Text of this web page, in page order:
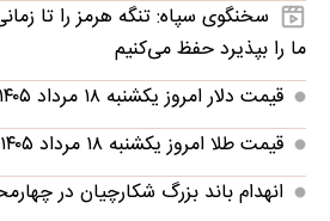
سخنگوی سپاه: تنگه هرمز را تا
ما را بپذیرد حفظ می‌کنیم
قیمت دلار امروز یکشنبه ۱۸ مرداد ۱۴۰۵
قیمت طلا امروز یکشنبه ۱۸ مرداد ۱۴۰۵
انهدام باند بزرگ شکارچیان در